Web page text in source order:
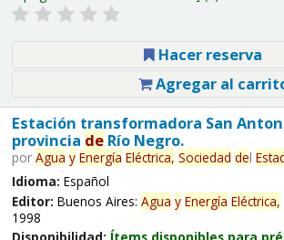
Hacer reserva
Agregar al
Estación transformadora San
provincia deRío Negro.
por Agua y Energía Eléctrica, Sociedad del
Idioma: Español
Editor: Buenos Aires: Agua y Energía Eléctrica,
1998